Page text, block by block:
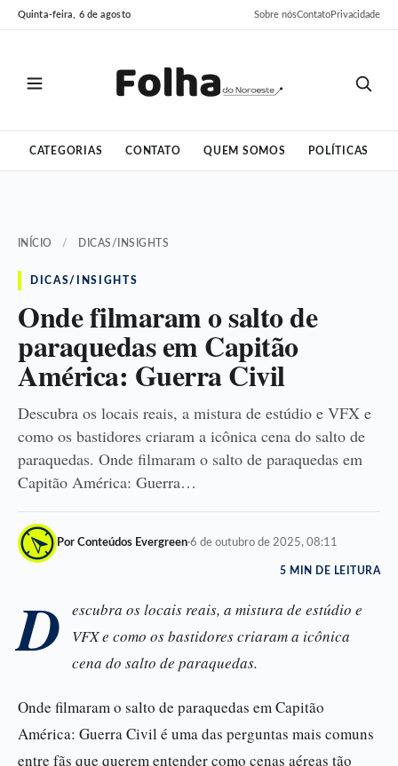
Pular
para
Pular
para
Quinta-feira, 6 de agosto Sobre nósContatoPrivacidade
CATEGORIAS CONTATO QUEM SOMOS POLÍTICAS
INÍCIO / DICAS/INSIGHTS
DICAS/INSIGHTS
Onde filmaram o salto de
paraquedas em Capitão
América: Guerra Civil
Descubra os locais reais, a mistura de estúdio e VFX e
como os bastidores criaram a icônica cena do salto de
paraquedas. Onde filmaram o salto de paraquedas em
Capitão América: Guerra…
Por Conteúdos Evergreen·6 de outubro de 2025, 08:11
5 MIN DE LEITURA
D
escubra os locais reais, a mistura de estúdio e
VFX e como os bastidores criaram a icônica
cena do salto de paraquedas.
Onde filmaram o salto de paraquedas em Capitão
América: Guerra Civil é uma das perguntas mais comuns
entre fãs que querem entender como cenas aéreas tão